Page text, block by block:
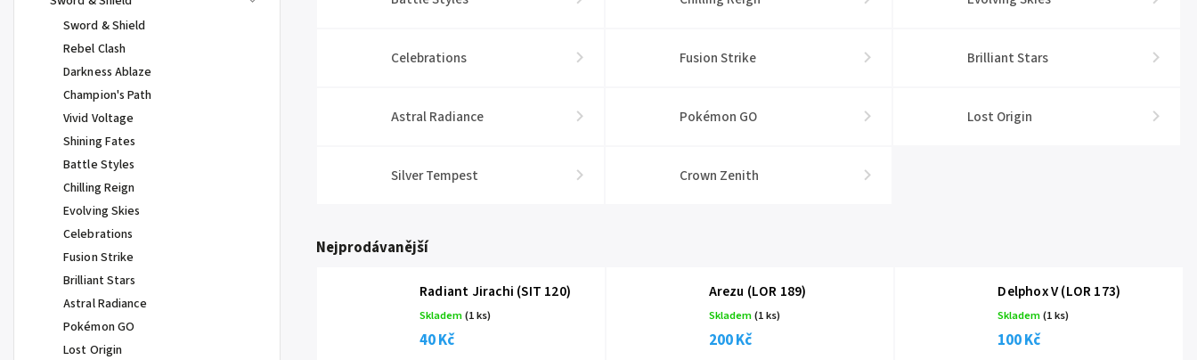
Sword & Shield
Rebel Clash
Darkness Ablaze
Champion's Path
Vivid Voltage
Shining Fates
Battle Styles
Chilling Reign
Evolving Skies
Celebrations
Fusion Strike
Brilliant Stars
Astral Radiance
Pokémon GO
Lost Origin
Celebrations Fusion Strike Brilliant Stars
Astral Radiance Pokémon GO Lost Origin
Silver Tempest Crown Zenith
Nejprodávanější
Radiant Jirachi (SIT 120)
Skladem(1 ks)
40 Kč
Arezu (LOR 189)
Skladem(1 ks)
200 Kč
Delphox V (LOR 173)
Skladem(1 ks)
100 Kč